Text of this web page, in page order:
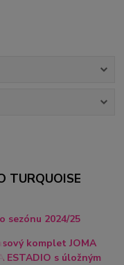
TURQUOISE
sezónu 2024/25
komplet JOMA
s úložným